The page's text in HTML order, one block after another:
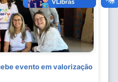
evento em valorização